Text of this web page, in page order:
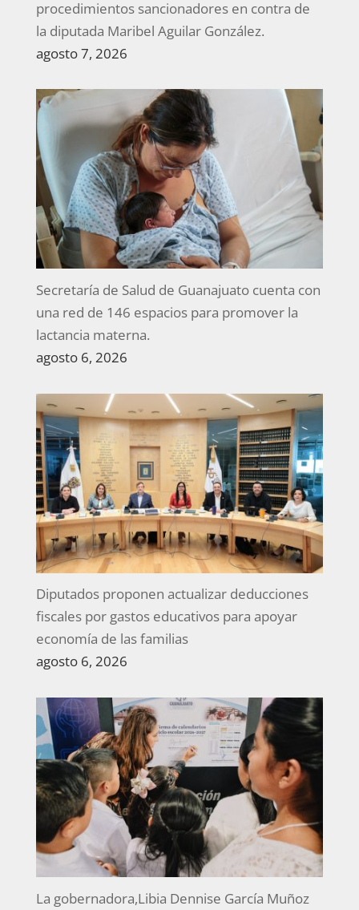
procedimientos sancionadores en contra de
la diputada Maribel Aguilar González.
agosto 7, 2026
Secretaría de Salud de Guanajuato cuenta con
una red de 146 espacios para promover la
lactancia materna.
agosto 6, 2026
Diputados proponen actualizar deducciones
fiscales por gastos educativos para apoyar
economía de las familias
agosto 6, 2026
La gobernadora,Libia Dennise García Muñoz